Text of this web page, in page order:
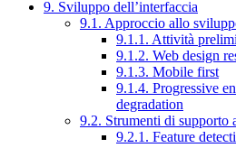
9. Sviluppo dell’interfaccia
9.1. Approccio allo
9.1.1. Attività
9.1.2. Web design
9.1.3. Mobile first
9.1.4. Progressive
degradation
9.2. Strumenti di supporto
9.2.1. Feature